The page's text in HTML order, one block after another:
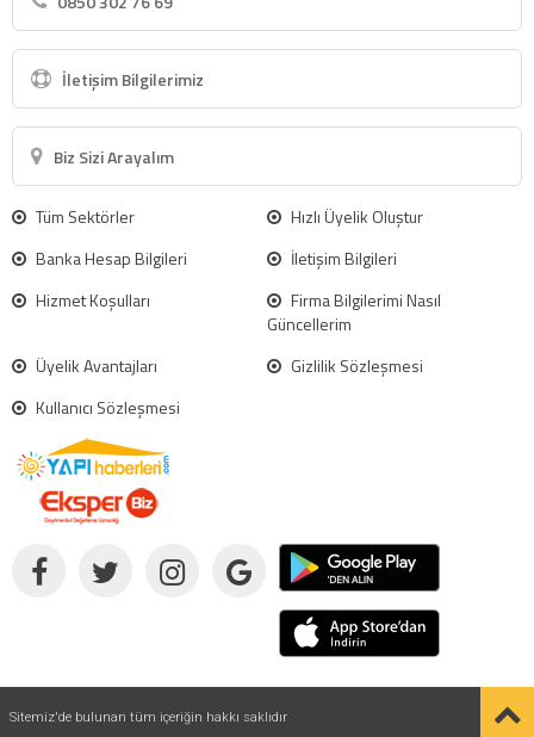
İletişim Bilgilerimiz
Biz Sizi Arayalım
Tüm Sektörler
Hızlı Üyelik Oluştur
Banka Hesap Bilgileri
İletişim Bilgileri
Hizmet Koşulları
Firma Bilgilerimi Nasıl
Güncellerim
Üyelik Avantajları
Gizlilik Sözleşmesi
Kullanıcı Sözleşmesi
Sitemiz'de bulunan tüm içeriğin hakkı saklıdır